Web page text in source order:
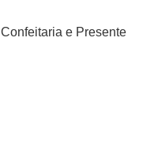
Confeitaria e Presente